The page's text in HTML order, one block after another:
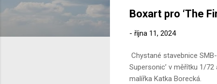
Boxart pro ‘The
- října 11, 2024
Chystané stavebnice
Supersonic’ v měřítku 1/
malířka Katka Borecká.